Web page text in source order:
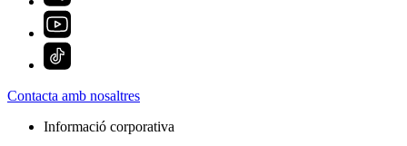
Contacta amb nosaltres
Informació corporativa